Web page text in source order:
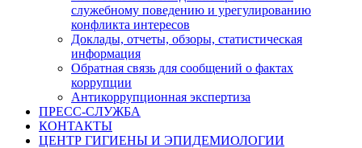
служебному поведению и урегулированию
конфликта интересов
Доклады, отчеты, обзоры, статистическая
информация
Обратная связь для сообщений о фактах
коррупции
Антикоррупционная экспертиза
ПРЕСС-СЛУЖБА
КОНТАКТЫ
ЦЕНТР ГИГИЕНЫ И ЭПИДЕМИОЛОГИИ